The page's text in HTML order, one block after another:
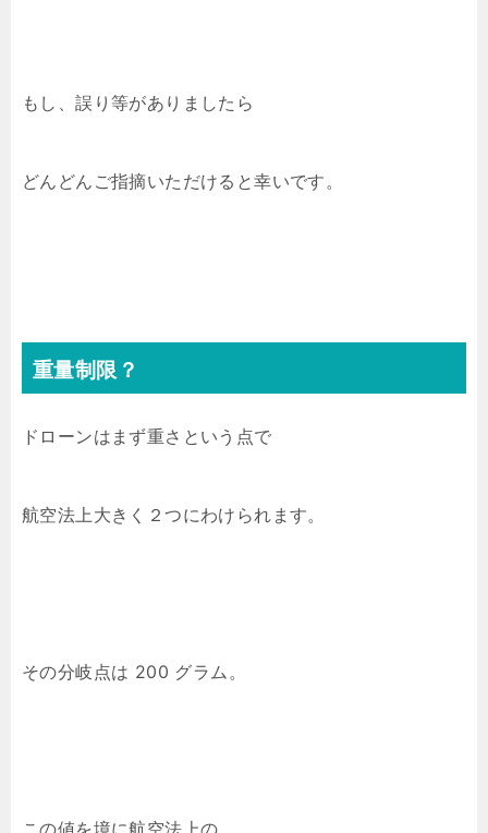
もし、誤り等がありましたら
どんどんご指摘いただけると幸いです。
重量制限？
ドローンはまず重さという点で
航空法上大きく２つにわけられます。
その分岐点は 200 グラム。
この値を境に航空法上の